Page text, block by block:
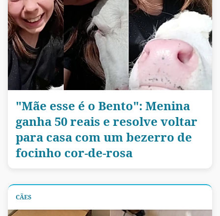
"Mãe esse é o Bento": Menina
ganha 50 reais e resolve voltar
para casa com um bezerro de
focinho cor-de-rosa
CÃES